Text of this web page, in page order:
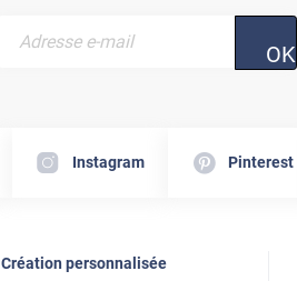
OK
Instagram Pinterest
Création personnalisée